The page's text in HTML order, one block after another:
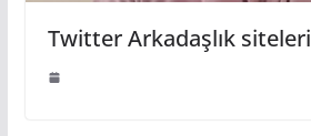
Twitter Arkadaşlık siteleri